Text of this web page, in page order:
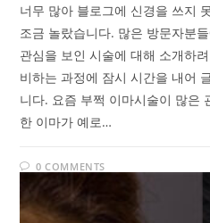
너무 많아 블로그에 신경을 쓰지
조금 놀랐습니다. 많은 방문자분
관심을 보인 시술에 대해 소개하
비하는 과정에 잠시 시간을 내어
니다. 요즘 부쩍 이마시술이 많은
한 이마가 예로…
0 COMMENTS